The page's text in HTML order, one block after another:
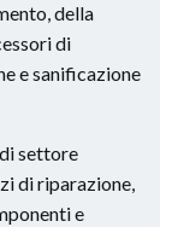
della
di
e sanificazione
settore
di riparazione,
e